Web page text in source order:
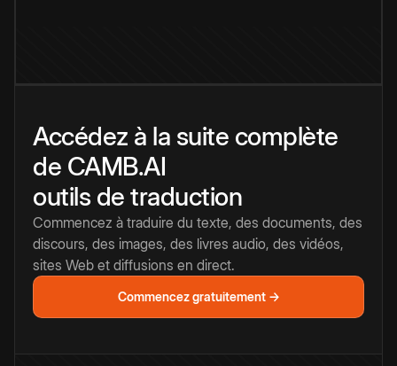
Accédez à la suite complète
de CAMB.AI
outils de traduction
Commencez à traduire du texte, des documents, des
discours, des images, des livres audio, des vidéos,
sites Web et diffusions en direct.
Commencez gratuitement →